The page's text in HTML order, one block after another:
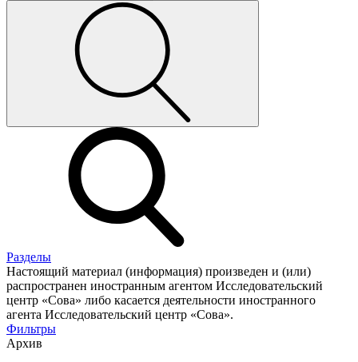
Разделы
Настоящий материал (информация) произведен и (или)
распространен иностранным агентом Исследовательский
центр «Сова» либо касается деятельности иностранного
агента Исследовательский центр «Сова».
Фильтры
Архив